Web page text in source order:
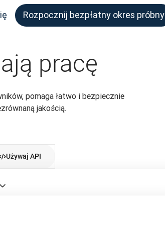
który tego potrzebuje
Rozpocznij bezpłatny okres próbny
pracę
pomaga łatwo i bezpiecznie
jakością.
Używaj API